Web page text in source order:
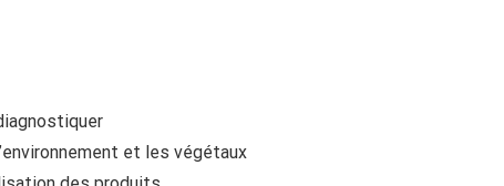
et les végétaux